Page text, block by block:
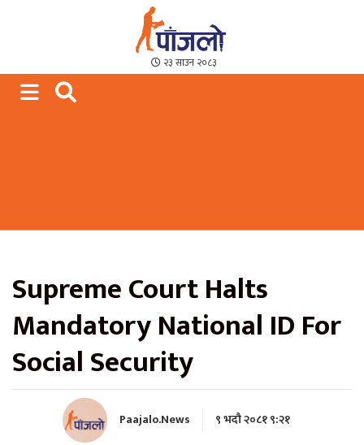
Paajalo News
We are from Far West Nepal
२३ साउन २०८३
Supreme Court Halts
Mandatory National ID For
Social Security
Paajalo.News ९ भदौ २०८१ ९:२१